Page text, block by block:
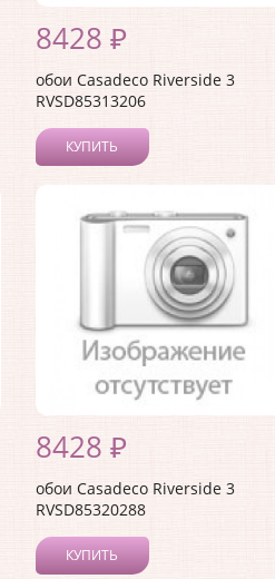
8428 ₽
обои Casadeco Riverside 3
RVSD85313206
КУПИТЬ
8428 ₽
обои Casadeco Riverside 3
RVSD85320288
КУПИТЬ